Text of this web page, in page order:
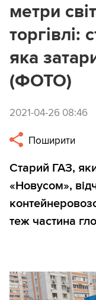
метри
торгівлі:
яка
(ФОТО)
2021-04-26 08:46
Поширити
Старий ГАЗ,
«Новусом»,
теж частина